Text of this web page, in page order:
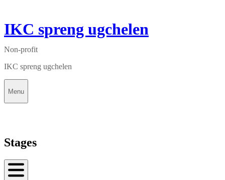
IKC spreng ugchelen
Non-profit
IKC spreng ugchelen
Menu
Stages